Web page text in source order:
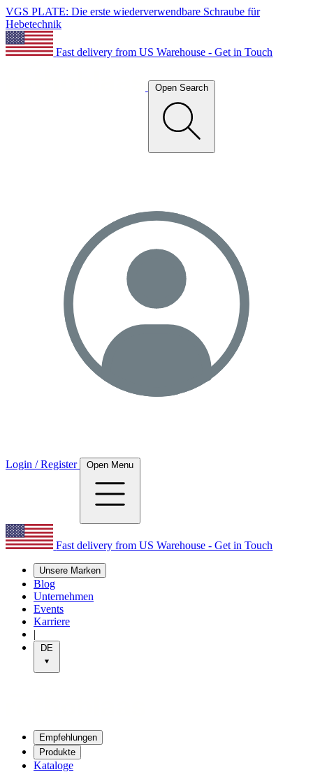
VGS PLATE: Die erste wiederverwendbare Schraube für
Hebetechnik
Fast delivery from US Warehouse - Get in Touch
Open Search
Login / Register Open Menu
Fast delivery from US Warehouse - Get in Touch
Unsere Marken
Blog
Unternehmen
Events
Karriere
|
DE
Empfehlungen
Produkte
Kataloge